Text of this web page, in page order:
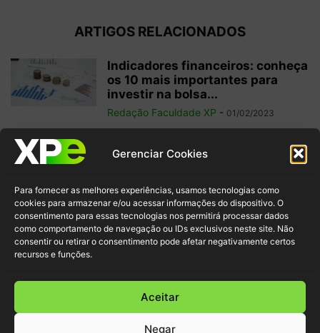
Gerenciar Cookies
Para fornecer as melhores experiências, usamos tecnologias como
cookies para armazenar e/ou acessar informações do dispositivo. O
consentimento para essas tecnologias nos permitirá processar dados
como comportamento de navegação ou IDs exclusivos neste site. Não
consentir ou retirar o consentimento pode afetar negativamente certos
recursos e funções.
Aceitar
Negar
ARTIGOS RELACIONADOS
Indicadores financeiros: conheça
os 10 mais importantes para
investir na bolsa...
Redação Faculdade XP - 01/02/2023
Como começar a operar em
swing trade? 5 dicas para
Redação Faculdade XP - 31/01/2023
Free float: qual a importância
desse conceito para acionistas